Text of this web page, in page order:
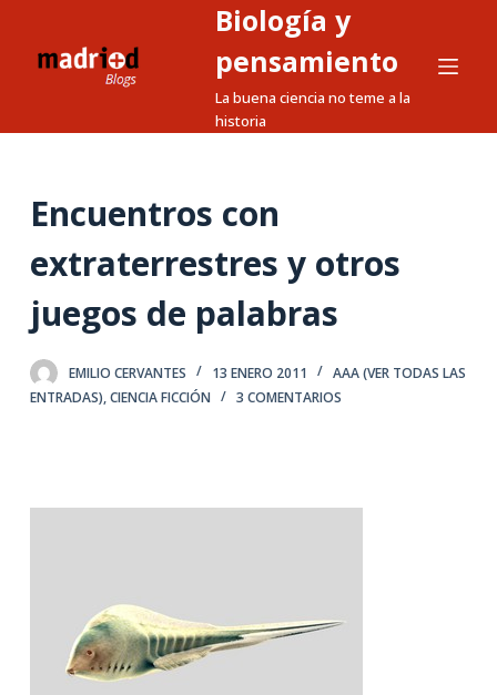
a
e
n
Biología y
pensamiento
La buena ciencia no teme a la
historia
Encuentros con
extraterrestres y otros
juegos de palabras
EMILIO CERVANTES 13 ENERO 2011
AAA (VER TODAS LAS
ENTRADAS),CIENCIA FICCIÓN 3 COMENTARIOS